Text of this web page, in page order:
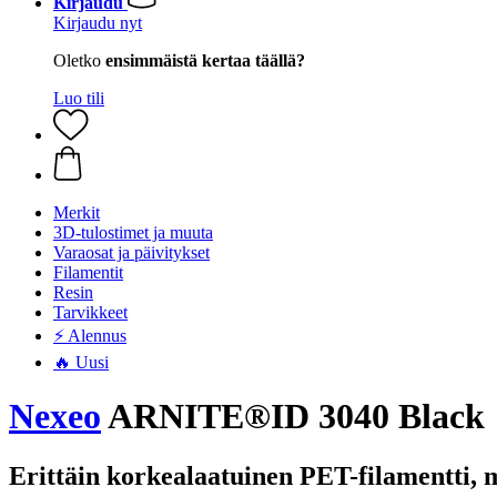
Kirjaudu nyt
Oletko ensimmäistä kertaa täällä?
Luo tili
Merkit
3D-tulostimet ja muuta
Varaosat ja päivitykset
Filamentit
Resin
Tarvikkeet
⚡ Alennus
🔥 Uusi
NexeoARNITE®ID 3040 Black
Erittäin korkealaatuinen PET-filamentti,